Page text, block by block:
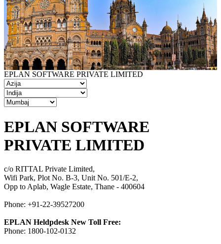
EPLAN SOFTWARE PRIVATE LIMITED
EPLAN SOFTWARE
PRIVATE LIMITED
c/o RITTAL Private Limited,
Wifi Park, Plot No. B-3, Unit No. 501/E-2,
Opp to Aplab, Wagle Estate, Thane - 400604
Phone: +91-22-39527200
EPLAN Heldpdesk New Toll Free:
Phone: 1800-102-0132